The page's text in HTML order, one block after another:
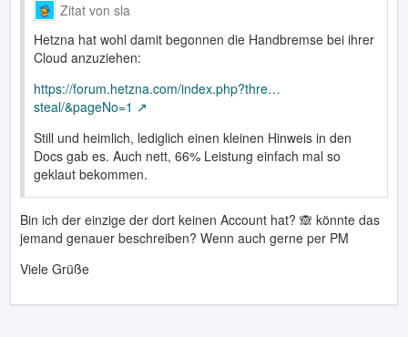
Zitat von sla
Hetzna hat wohl damit begonnen die Handbremse bei ihrer
Cloud anzuziehen:
https://forum.hetzna.com/index.php?thre…
steal/&pageNo=1
Still und heimlich, lediglich einen kleinen Hinweis in den
Docs gab es. Auch nett, 66% Leistung einfach mal so
geklaut bekommen.
Bin ich der einzige der dort keinen Account hat? 🙈 könnte das
jemand genauer beschreiben? Wenn auch gerne per PM
Viele Grüße